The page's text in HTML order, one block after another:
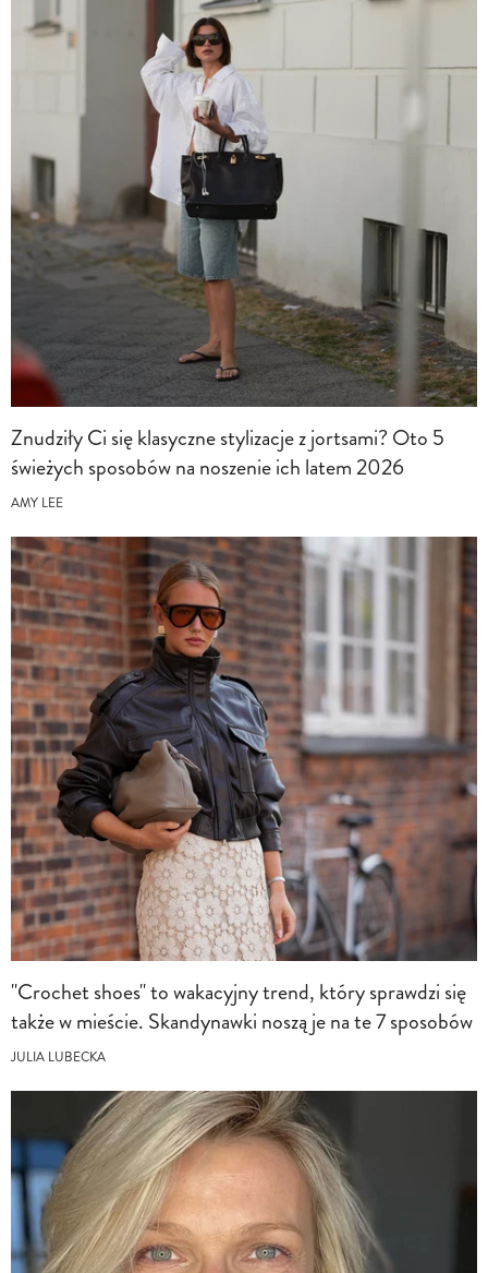
Znudziły Ci się klasyczne stylizacje z jortsami? Oto 5
świeżych sposobów na noszenie ich latem 2026
AMY LEE
"Crochet shoes" to wakacyjny trend, który sprawdzi się
także w mieście. Skandynawki noszą je na te 7 sposobów
JULIA LUBECKA